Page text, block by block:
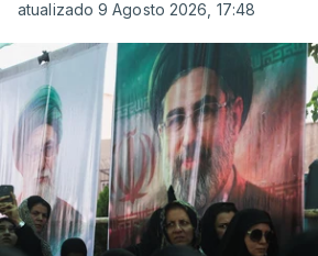
atualizado 9 Agosto 2026, 17:48